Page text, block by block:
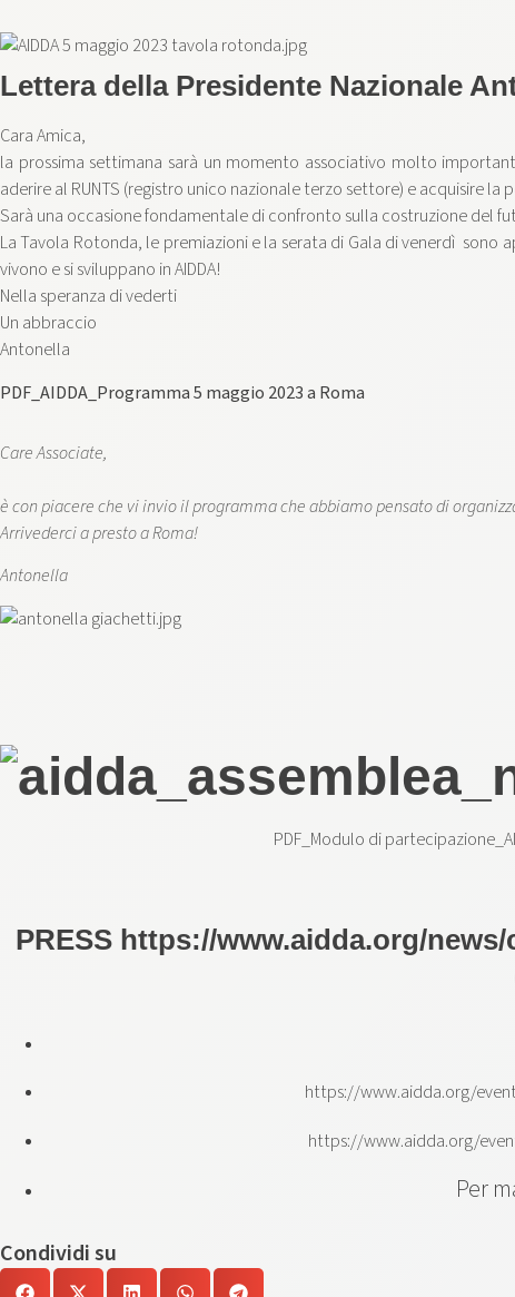
Lettera della Presidente Nazionale
Cara Amica,
la prossima settimana sarà un momento associativo molto
aderire al RUNTS (registro unico nazionale terzo settore) e acquisire la
Sarà una occasione fondamentale di confronto sulla costruzione del
La Tavola Rotonda, le premiazioni e la serata di Gala di venerdì
vivono e si sviluppano in AIDDA!
Nella speranza di vederti
Un abbraccio
Antonella
PDF_AIDDA_Programma 5 maggio 2023 a Roma
Care Associate,
è con piacere che vi invio il programma che abbiamo pensato di
Arrivederci a presto a Roma!
Antonella
PDF_Modulo di
PRESS https://www.aidda.org/
https://www.aidda.org/
https://www.aidda.org/
Per
Condividi su